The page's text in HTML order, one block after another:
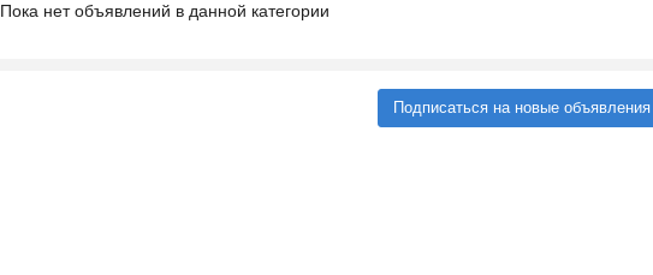
Пока нет объявлений в данной категории
Подписаться на новые объявления